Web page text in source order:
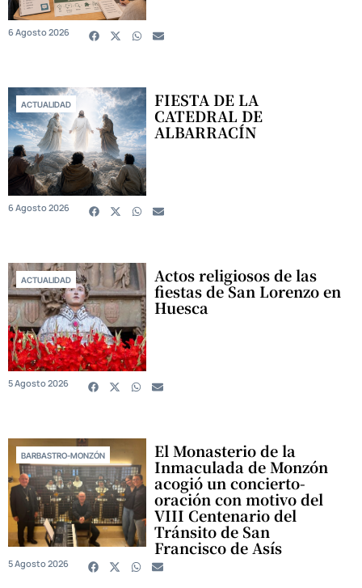
6 Agosto 2026
ACTUALIDAD FIESTA DE LA
CATEDRAL DE
ALBARRACÍN
6 Agosto 2026
ACTUALIDAD Actos religiosos de las
fiestas de San Lorenzo en
Huesca
5 Agosto 2026
BARBASTRO-MONZÓN El Monasterio de la
Inmaculada de Monzón
acogió un concierto-
oración con motivo del
VIII Centenario del
Tránsito de San
Francisco de Asís
5 Agosto 2026